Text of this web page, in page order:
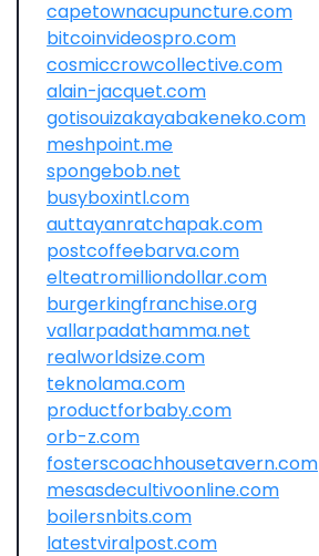
capetownacupuncture.com
bitcoinvideospro.com
cosmiccrowcollective.com
alain-jacquet.com
gotisouizakayabakeneko.com
meshpoint.me
spongebob.net
busyboxintl.com
auttayanratchapak.com
postcoffeebarva.com
elteatromilliondollar.com
burgerkingfranchise.org
vallarpadathamma.net
realworldsize.com
teknolama.com
productforbaby.com
orb-z.com
fosterscoachhousetavern.com
mesasdecultivoonline.com
boilersnbits.com
latestviralpost.com